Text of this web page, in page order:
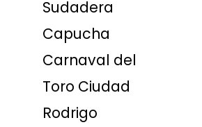
Sudadera
Capucha
Carnaval del
Toro Ciudad
Rodrigo